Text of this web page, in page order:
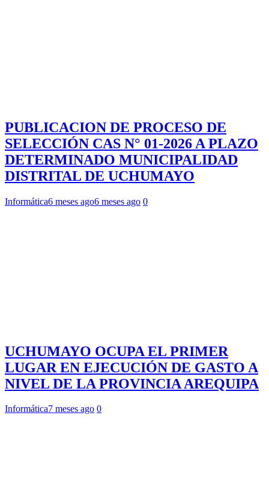
PUBLICACION DE PROCESO DE
SELECCIÓN CAS N° 01-2026 A PLAZO
DETERMINADO MUNICIPALIDAD
DISTRITAL DE UCHUMAYO
Informática6 meses ago6 meses ago 0
UCHUMAYO OCUPA EL PRIMER
LUGAR EN EJECUCIÓN DE GASTO A
NIVEL DE LA PROVINCIA AREQUIPA
Informática7 meses ago 0